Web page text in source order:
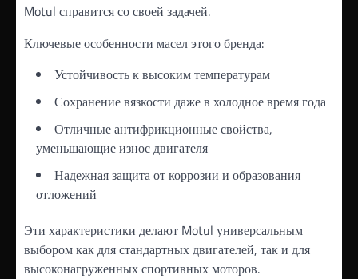
Motul справится со своей задачей.
Ключевые особенности масел этого бренда:
Устойчивость к высоким температурам
Сохранение вязкости даже в холодное время года
Отличные антифрикционные свойства,
уменьшающие износ двигателя
Надежная защита от коррозии и образования
отложений
Эти характеристики делают Motul универсальным
выбором как для стандартных двигателей, так и для
высоконагруженных спортивных моторов.